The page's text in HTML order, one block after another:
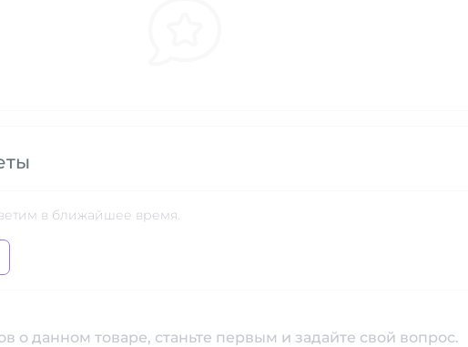
в ближайшее время.
о данном товаре, станьте первым и задайте свой вопрос.